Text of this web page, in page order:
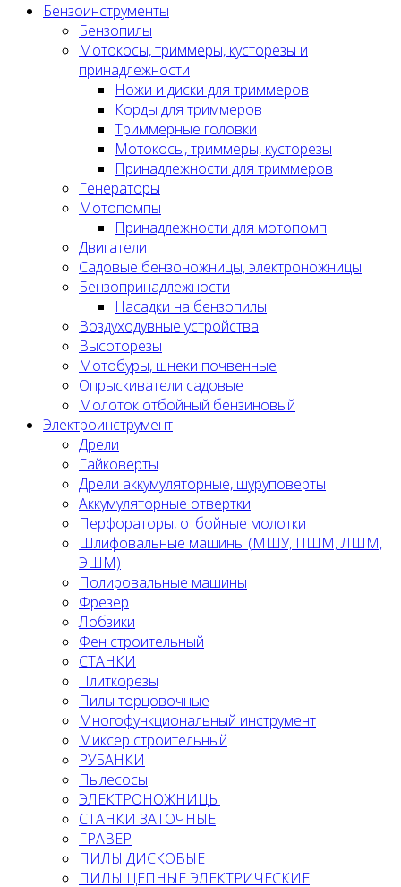
Бензоинструменты
Бензопилы
Мотокосы, триммеры, кусторезы и
принадлежности
Ножи и диски для триммеров
Корды для триммеров
Триммерные головки
Мотокосы, триммеры, кусторезы
Принадлежности для триммеров
Генераторы
Мотопомпы
Принадлежности для мотопомп
Двигатели
Садовые бензоножницы, электроножницы
Бензопринадлежности
Насадки на бензопилы
Воздуходувные устройства
Высоторезы
Мотобуры, шнеки почвенные
Опрыскиватели садовые
Молоток отбойный бензиновый
Электроинструмент
Дрели
Гайковерты
Дрели аккумуляторные, шуруповерты
Аккумуляторные отвертки
Перфораторы, отбойные молотки
Шлифовальные машины (МШУ, ПШМ, ЛШМ,
ЭШМ)
Полировальные машины
Фрезер
Лобзики
Фен строительный
СТАНКИ
Плиткорезы
Пилы торцовочные
Многофункциональный инструмент
Миксер строительный
РУБАНКИ
Пылесосы
ЭЛЕКТРОНОЖНИЦЫ
СТАНКИ ЗАТОЧНЫЕ
ГРАВЁР
ПИЛЫ ДИСКОВЫЕ
ПИЛЫ ЦЕПНЫЕ ЭЛЕКТРИЧЕСКИЕ